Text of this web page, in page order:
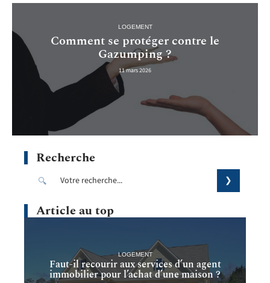
LOGEMENT
Comment se protéger contre le
Gazumping ?
11 mars 2026
Recherche
Article au top
LOGEMENT
Faut-il recourir aux services d’un agent
immobilier pour l’achat d’une maison ?